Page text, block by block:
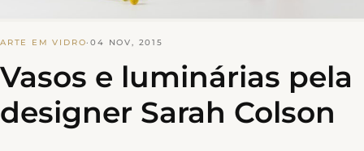
ARTE EM VIDRO·04 NOV, 2015
Vasos e luminárias pela
designer Sarah Colson